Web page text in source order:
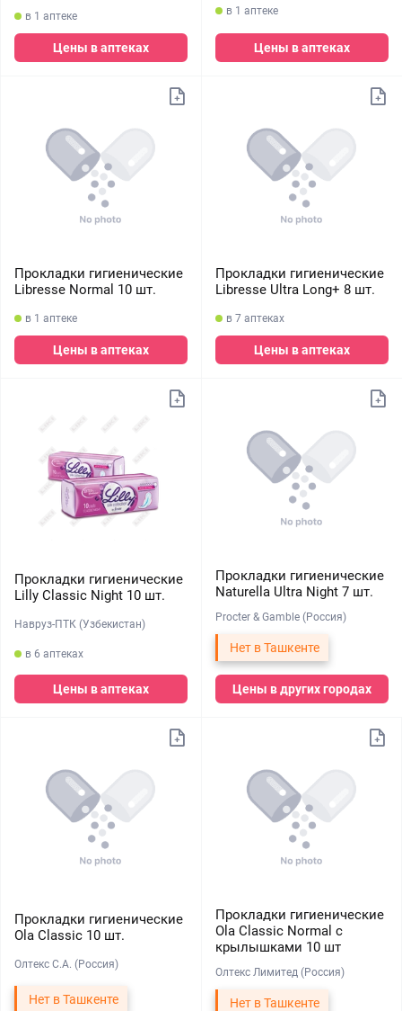
в 1 аптеке
Цены в аптеках
в 1 аптеке
Цены в аптеках
Прокладки гигиенические
Libresse Normal 10 шт.
в 1 аптеке
Цены в аптеках
Прокладки гигиенические
Libresse Ultra Long+ 8 шт.
в 7 аптеках
Цены в аптеках
Прокладки гигиенические
Lilly Classic Night 10 шт.
Навруз-ПТК (Узбекистан)
в 6 аптеках
Цены в аптеках
Прокладки гигиенические
Naturella Ultra Night 7 шт.
Procter & Gamble (Россия)
Нет в Ташкенте
Цены в других городах
Прокладки гигиенические
Ola Classic 10 шт.
Олтекс С.А. (Россия)
Нет в Ташкенте
Прокладки гигиенические
Ola Classic Normal с
крылышками 10 шт
Олтекс Лимитед (Россия)
Нет в Ташкенте